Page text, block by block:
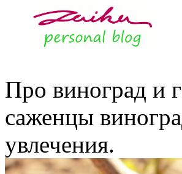
Про виноград и
саженцы
увлечения.